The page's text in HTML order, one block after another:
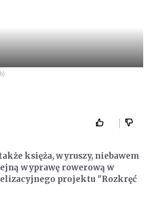
księża, wyruszy, niebawem
wyprawę rowerową w
projektu "Rozkręć